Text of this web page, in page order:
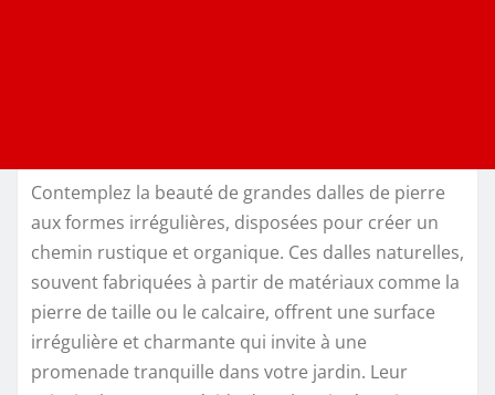
Contemplez la beauté de grandes dalles de pierre
aux formes irrégulières, disposées pour créer un
chemin rustique et organique. Ces dalles naturelles,
souvent fabriquées à partir de matériaux comme la
pierre de taille ou le calcaire, offrent une surface
irrégulière et charmante qui invite à une
promenade tranquille dans votre jardin. Leur